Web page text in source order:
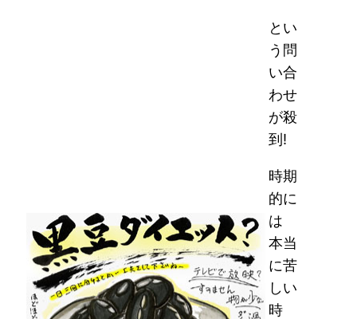
とい
う問
い合
わせ
が殺
到!
時期
的に
は
本当
に苦
しい
時